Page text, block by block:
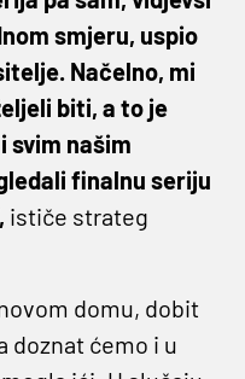
smjeru, uspio
Načelno, mi
biti, a to je
svim našim
finalnu seriju
ističe strateg
domu, dobit
doznat ćemo i u